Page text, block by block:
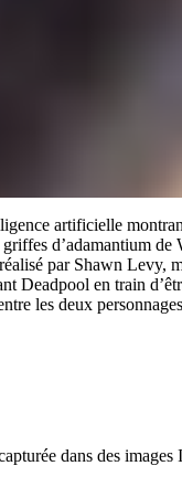
artificielle
d’adamantium de
par Shawn Levy,
Deadpool en train
les deux
dans des images